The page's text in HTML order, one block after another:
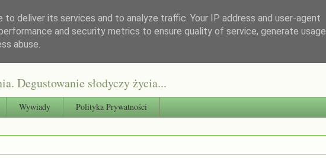
Degustowanie słodyczy życia...
Wywiady Polityka Prywatności
deliver its services and to analyze traffic. Your IP address and user-agent
and security metrics to ensure quality of service, generate usage
abuse.